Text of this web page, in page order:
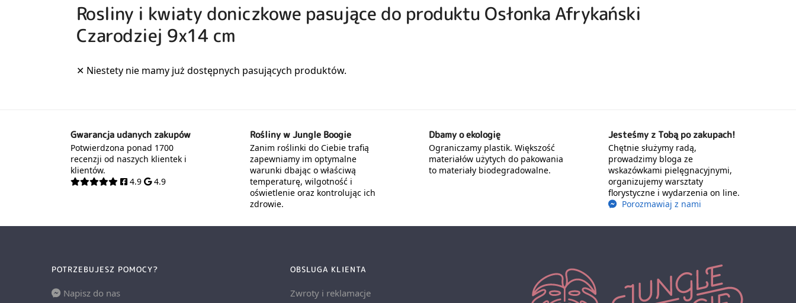
Rosliny i kwiaty doniczkowe pasujące do produktu Osłonka Afrykański
Czarodziej 9x14 cm
Gwarancja udanych zakupów
Potwierdzona ponad 1700
recenzji od naszych klientek i
klientów.
4.9
4.9
Rośliny w Jungle Boogie
Zanim roślinki do Ciebie trafią
zapewniamy im optymalne
warunki dbając o właściwą
temperaturę, wilgotność i
oświetlenie oraz kontrolując ich
zdrowie.
Dbamy o ekologię
Ograniczamy plastik. Większość
materiałów użytych do pakowania
to materiały biodegradowalne.
Jesteśmy z Tobą po zakupach!
Chętnie służymy radą,
prowadzimy bloga ze
wskazówkami pielęgnacyjnymi,
organizujemy warsztaty
florystyczne i wydarzenia on line.
Porozmawiaj z nami
POTRZEBUJESZ POMOCY?
Napisz do nas
OBSLUGA KLIENTA
Zwroty i reklamacje